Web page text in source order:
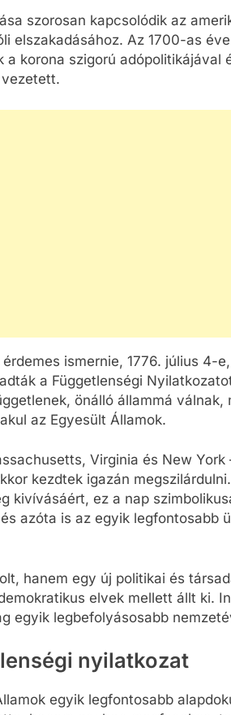
szorosan kapcsolódik az
elszakadásához. Az 1700-as
korona szigorú adópolitikájával
ismernie, 1776. július 4-
a Függetlenségi
önálló állammá válnak,
az Egyesült Államok.
Virginia és New York
kezdtek igazán
kivívásáért, ez a nap
azóta is az egyik legfontosabb
hanem egy új politikai és
elvek mellett állt ki.
egyik legbefolyásosabb
nyilatkozat
egyik legfontosabb